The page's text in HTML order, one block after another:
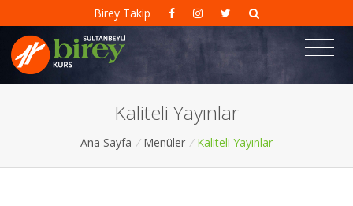
Birey Takip
Kaliteli Yayınlar
Ana Sayfa / Menüler / Kaliteli Yayınlar